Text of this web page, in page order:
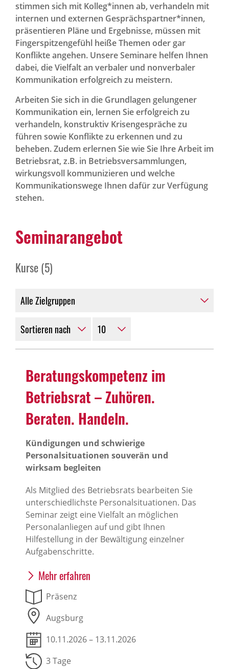
Betriebsrat-Wissen
News Archiv
stimmen sich mit Kolleg*innen ab, verhandeln mit
internen und externen Gesprächspartner*innen,
präsentieren Pläne und Ergebnisse, müssen mit
Fingerspitzengefühl heiße Themen oder gar
Konflikte angehen. Unsere Seminare helfen Ihnen
dabei, die Vielfalt an verbaler und nonverbaler
Kommunikation erfolgreich zu meistern.
Arbeiten Sie sich in die Grundlagen gelungener
Kommunikation ein, lernen Sie erfolgreich zu
verhandeln, konstruktiv Krisengespräche zu
führen sowie Konflikte zu erkennen und zu
beheben. Zudem erlernen Sie wie Sie Ihre Arbeit im
Betriebsrat, z.B. in Betriebsversammlungen,
wirkungsvoll kommunizieren und welche
Kommunikationswege Ihnen dafür zur Verfügung
stehen.
Semi­nar­an­gebot
Kurse (5)
Bera­tungs­kom­pe­tenz im
Betriebsrat – Zuhören.
Beraten. Handeln.
Kündigungen und schwierige
Personalsituationen souverän und
wirksam begleiten
Als Mitglied des Betriebsrats bearbeiten Sie
unterschiedlichste Personalsituationen. Das
Seminar zeigt eine Vielfalt an möglichen
Personalanliegen auf und gibt Ihnen
Hilfestellung in der Bewältigung einzelner
Aufgabenschritte.
Mehr erfahren
Präsenz
Augsburg
10.11.2026 – 13.11.2026
3 Tage